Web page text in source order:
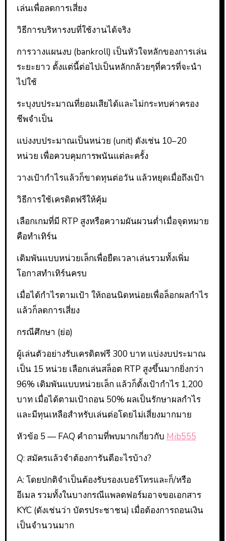
เล่นเพื่อลดการเสี่ยง
วิธีการบริหารงบที่ใช้งานได้จริง
การวางแผนงบ (bankroll) เป็นหัวใจหลักของการเล่น
ระยะยาว ตั้งแต่นี้ต่อไปเป็นหลักกล้วยๆที่ควรที่จะนำ
ไปใช้
ระบุงบประมาณที่ยอมเสียได้และไม่กระทบค่าครอง
ชีพจำเป็น
แบ่งงบประมาณเป็นหน่วย (unit) ดังเช่น 10–20
หน่วย เพื่อควบคุมการพนันแต่ละครั้ง
วางเป้ากำไรแล้วก็ขาดทุนต่อวัน แล้วหยุดเมื่อถึงเป้า
วิธีการใช้เครดิตฟรีให้คุ้ม
เลือกเกมที่มี RTP สูงหรือความผันผวนต่ำเมื่อจุดหมาย
คือทำเทิร์น
เดิมพันแบบหน่วยเล็กเพื่อยืดเวลาเล่นรวมทั้งเพิ่ม
โอกาสทำเทิร์นครบ
เมื่อได้กำไรตามเป้า ให้ถอนนิดหน่อยเพื่อล็อกผลกำไร
แล้วก็ลดการเสี่ยง
กรณีศึกษา (ย่อ)
ผู้เล่นตัวอย่างรับเครดิตฟรี 300 บาท แบ่งงบประมาณ
เป็น 15 หน่วย เลือกเล่นสล็อต RTP สูงขึ้นมากยิ่งกว่า
96% เดิมพันแบบหน่วยเล็ก แล้วก็ตั้งเป้ากำไร 1,200
บาท เมื่อได้ตามเป้าถอน 50% ผลเป็นรักษาผลกำไร
และมีทุนเหลือสำหรับเล่นต่อโดยไม่เสี่ยงมากมาย
หัวข้อ 5 — FAQ คำถามที่พบมากเกี่ยวกับ Mib555
Q: สมัครแล้วจำต้องการันตีอะไรบ้าง?
A: โดยปกติจำเป็นต้องรับรองเบอร์โทรและก็/หรือ
อีเมล รวมทั้งในบางกรณีแพลตฟอร์มอาจขอเอกสาร
KYC (ดังเช่นว่า บัตรประชาชน) เมื่อต้องการถอนเงิน
เป็นจำนวนมาก